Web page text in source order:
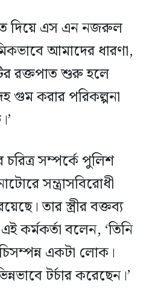
দিয়ে এস এন নজরুল
আমাদের ধারণা,
রক্তপাত শুরু হলে
গুম করার পরিকল্পনা
চরিত্র সম্পর্কে পুলিশ
সন্ত্রাসবিরোধী
তার স্ত্রীর বক্তব্য
কর্মকর্তা বলেন, ‘তিনি
একটা লোক।
টর্চার করেছেন।’